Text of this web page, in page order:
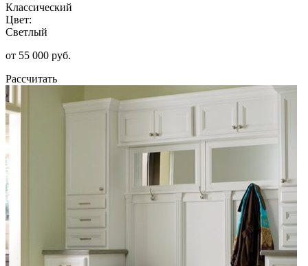
Классический
Цвет:
Светлый
от 55 000 руб.
Рассчитать